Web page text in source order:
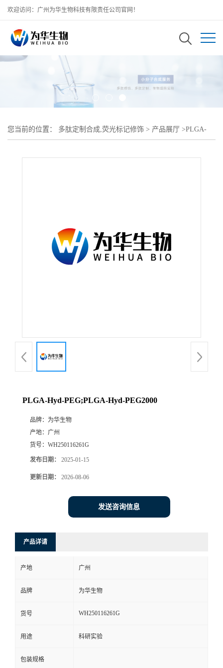
欢迎访问：广州为华生物科技有限责任公司官网！
您当前的位置： 多肽定制合成,荧光标记修饰 > 产品展厅 >PLGA-
PLGA-Hyd-PEG;PLGA-Hyd-PEG2000
品牌： 为华生物
产地： 广州
货号： WH250116261G
发布日期： 2025-01-15
更新日期： 2026-08-06
发送咨询信息
产品详请
产地 广州
品牌 为华生物
货号 WH250116261G
用途 科研实验
包装规格